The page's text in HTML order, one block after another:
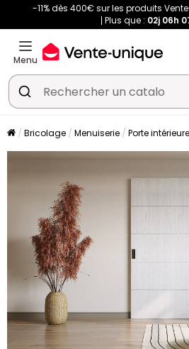
-11% dès 400€ sur les produits
Plus que : 02j 06h
Menu
Bricolage Menuiserie Porte intérieure